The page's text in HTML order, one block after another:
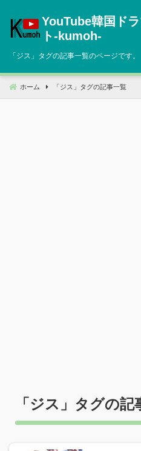
へ
動
YouTube韓国ド
ト‐kumoh‐
「ジス 」タグの記事一覧のページです。
ホーム 「 ジス 」タグの記事一覧
「ジス 」タグの記